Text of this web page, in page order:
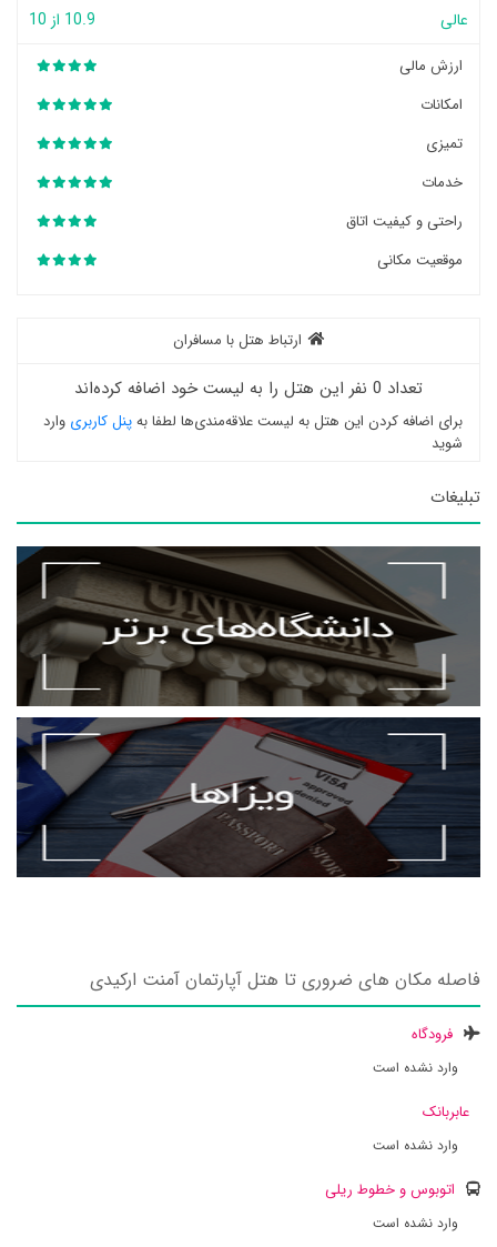
عالی 10.9 از 10
ارزش مالی
امکانات
تمیزی
خدمات
راحتی و کیفیت اتاق
موقعیت مکانی
ارتباط هتل با مسافران
تعداد 0 نفر این هتل را به لیست خود اضافه کرده‌اند
برای اضافه کردن این هتل به لیست علاقه‌مندی‌ها لطفا بهپنل کاربری وارد
شوید
تبلیغات
فاصله مکان های ضروری تا هتل آپارتمان آمنت ارکیدی
فرودگاه
وارد نشده است
عابربانک
وارد نشده است
اتوبوس و خطوط ریلی
وارد نشده است